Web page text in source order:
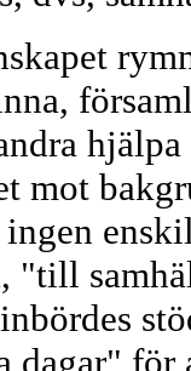
mot
"till
dagar" för